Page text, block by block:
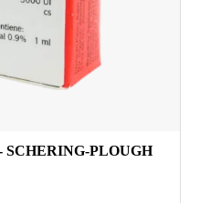
SCHERING-PLOUGH